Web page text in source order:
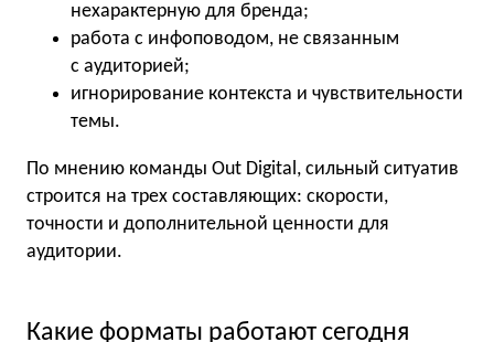
нехарактерную для бренда;
работа с инфоповодом, не связанным
с аудиторией;
игнорирование контекста и чувствительности
темы.
По мнению команды Out Digital, сильный ситуатив
строится на трех составляющих: скорости,
точности и дополнительной ценности для
аудитории.
Какие форматы работают сегодня